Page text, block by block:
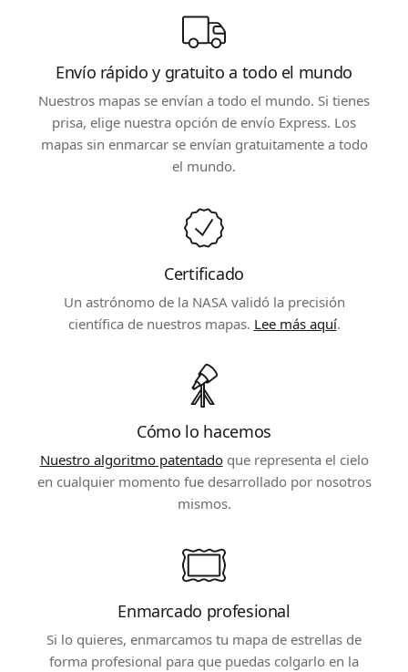
Envío rápido y gratuito a todo el mundo
Nuestros mapas se envían a todo el mundo. Si tienes
prisa, elige nuestra opción de envío Express. Los
mapas sin enmarcar se envían gratuitamente a todo
el mundo.
Certificado
Un astrónomo de la NASA validó la precisión
científica de nuestros mapas. Lee más aquí.
Cómo lo hacemos
Nuestro algoritmo patentadoque representa el cielo
en cualquier momento fue desarrollado por nosotros
mismos.
Enmarcado profesional
Si lo quieres, enmarcamos tu mapa de estrellas de
forma profesional para que puedas colgarlo en la